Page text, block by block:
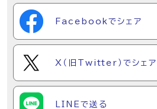
Facebookでシェア
X（旧Twitter）でシェア
LINEで送る